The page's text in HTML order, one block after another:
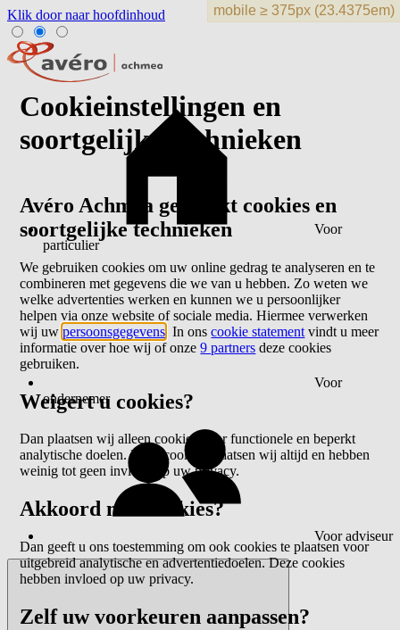
Klik door naar hoofdinhoud
Voor
particulier
Voor
ondernemer
Voor adviseur
Cookieinstellingen en
soortgelijke technieken
Avéro Achmea gebruikt cookies en
soortgelijke technieken
We gebruiken cookies om uw online gedrag te analyseren en te
combineren met gegevens die we van u hebben. Zo weten we
welke advertenties werken en kunnen we u persoonlijker
helpen via onze website of sociale media. Hiermee verwerken
wij uwpersoonsgegevens . In onscookie statement vindt u meer
informatie over hoe wij of onze9 partners deze cookies
gebruiken.
Weigert u cookies?
Dan plaatsen wij alleen cookies voor functionele en beperkt
analytische doelen. Deze cookies plaatsen wij altijd en hebben
weinig tot geen invloed op uw privacy.
Akkoord met cookies?
Dan geeft u ons toestemming om ook cookies te plaatsen voor
uitgebreid analytische en advertentiedoelen. Deze cookies
hebben invloed op uw privacy.
Zelf uw voorkeuren aanpassen?